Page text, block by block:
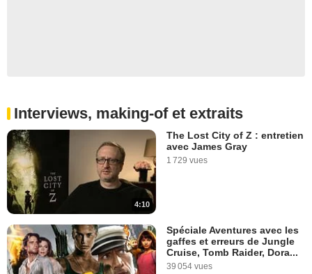
Interviews, making-of et extraits
4:10
The Lost City of Z : entretien
avec James Gray
1 729 vues
Spéciale Aventures avec les
gaffes et erreurs de Jungle
Cruise, Tomb Raider, Dora...
39 054 vues